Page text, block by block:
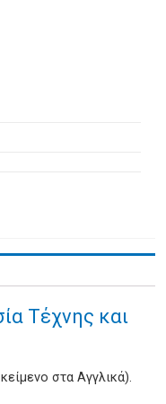
Τέχνης και
στα Αγγλικά).